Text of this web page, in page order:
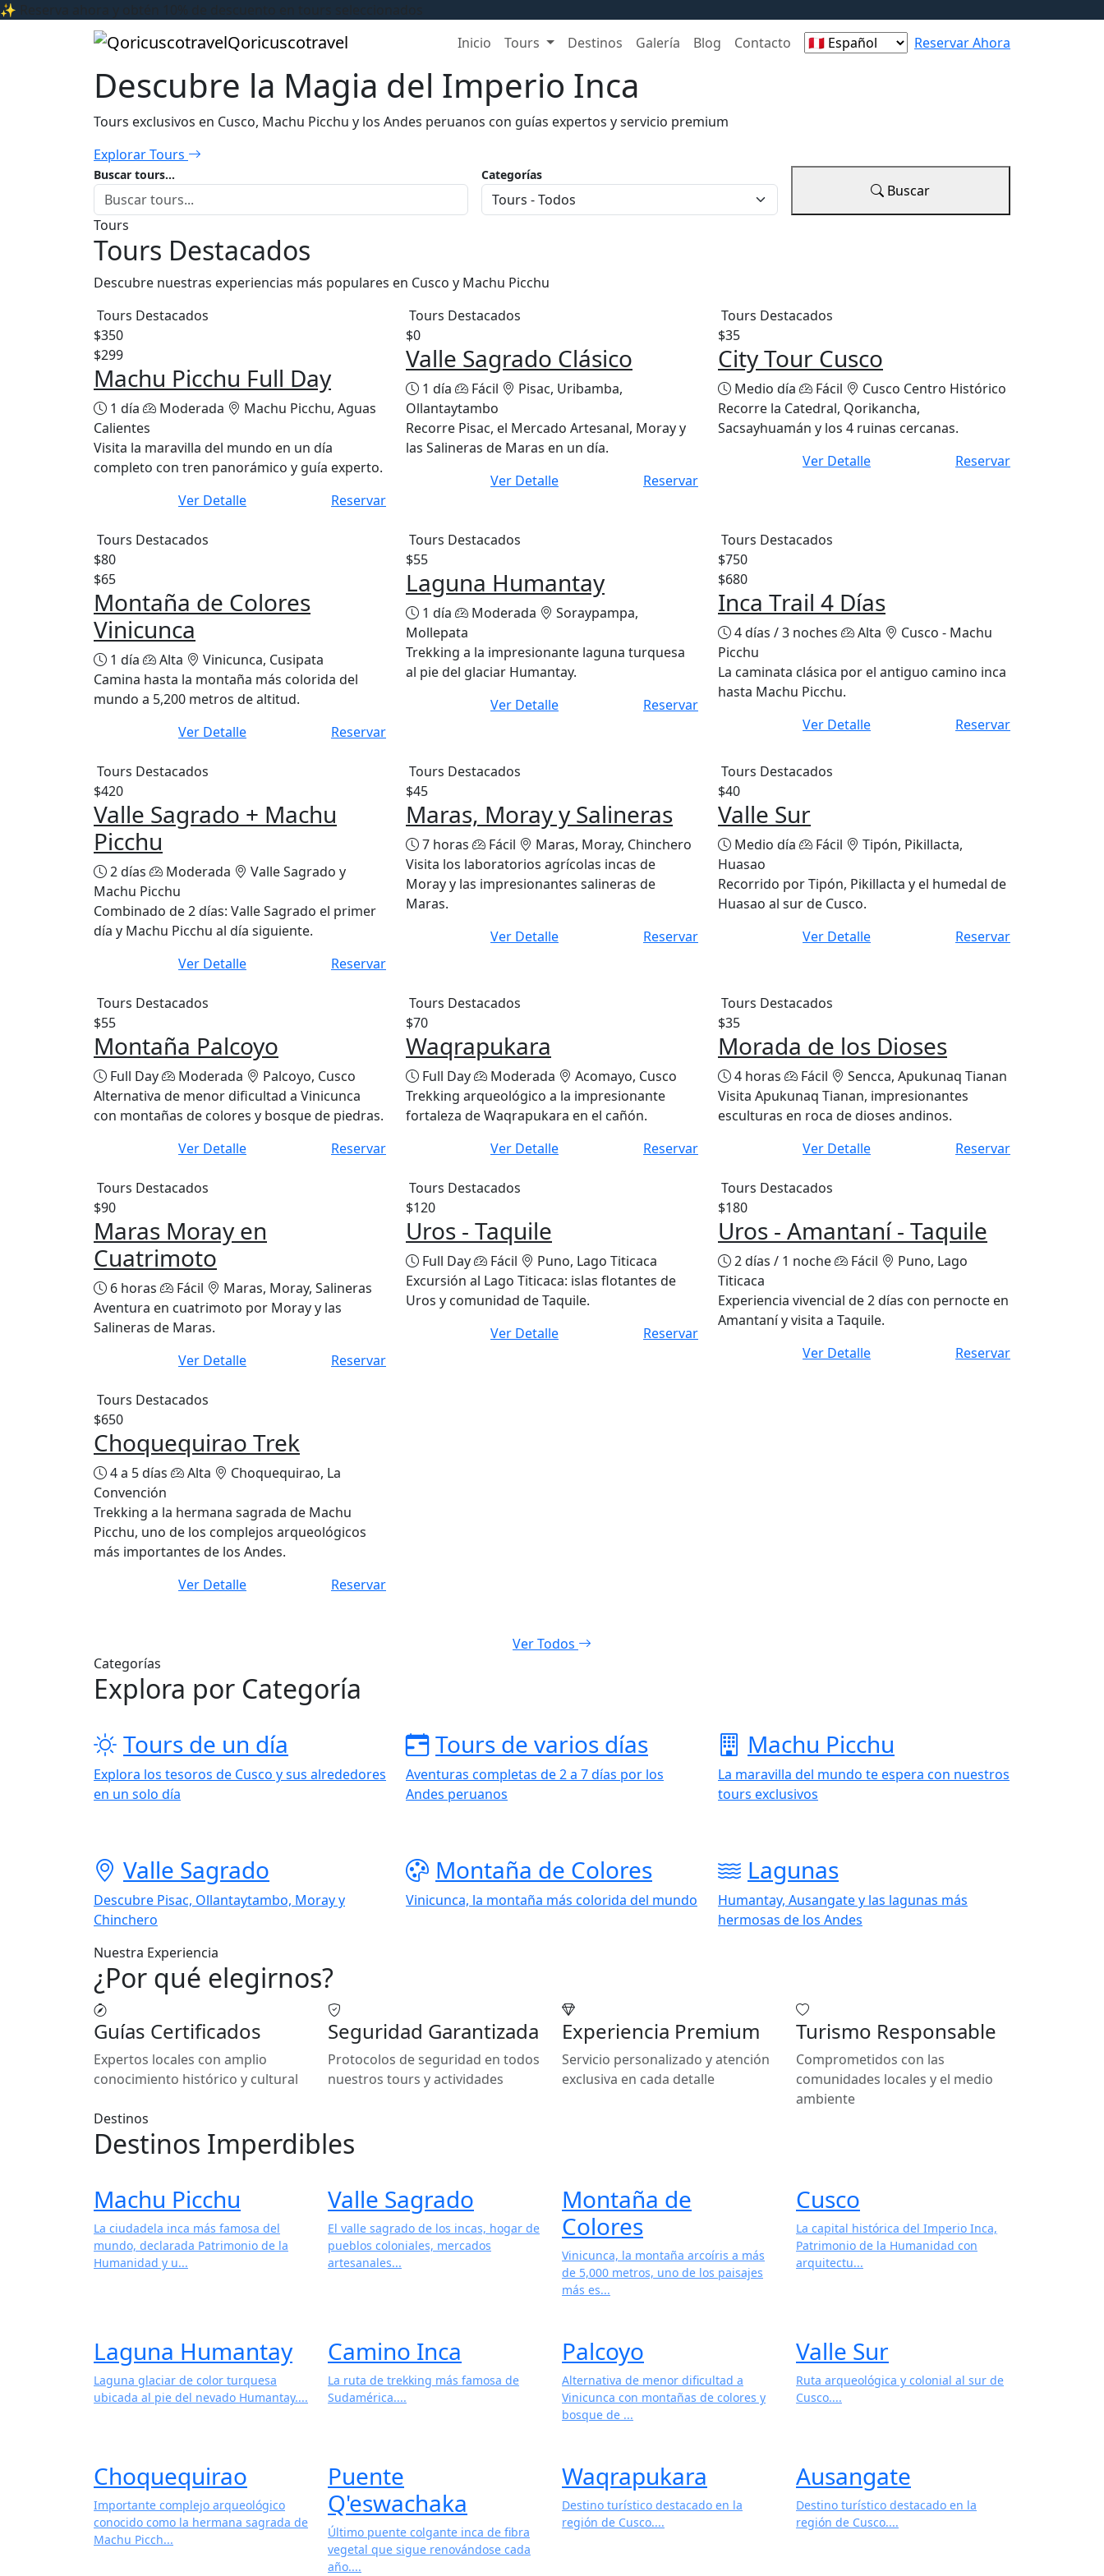
✨ Reserva ahora y obtén 10% de descuento en tours seleccionados
Qoricuscotravel Inicio Tours Destinos Galería Blog Contacto Reservar Ahora
Descubre la Magia del Imperio Inca
Tours exclusivos en Cusco, Machu Picchu y los Andes peruanos con guías expertos y servicio premium
Explorar Tours
Buscar tours... Categorías
Buscar
Tours
Tours Destacados
Descubre nuestras experiencias más populares en Cusco y Machu Picchu
Tours Destacados
$350
$299
Machu Picchu Full Day
1 día Moderada
Machu Picchu, Aguas
Calientes
Visita la maravilla del mundo en un día
completo con tren panorámico y guía experto.
Ver Detalle
Reservar
Tours Destacados
$0
Valle Sagrado Clásico
1 día Fácil
Pisac, Uribamba,
Ollantaytambo
Recorre Pisac, el Mercado Artesanal, Moray y
las Salineras de Maras en un día.
Ver Detalle
Reservar
Tours Destacados
$35
City Tour Cusco
Medio día Fácil
Cusco Centro Histórico
Recorre la Catedral, Qorikancha,
Sacsayhuamán y los 4 ruinas cercanas.
Ver Detalle
Reservar
Tours Destacados
$80
$65
Montaña de Colores
Vinicunca
1 día Alta
Vinicunca, Cusipata
Camina hasta la montaña más colorida del
mundo a 5,200 metros de altitud.
Ver Detalle
Reservar
Tours Destacados
$55
Laguna Humantay
1 día Moderada
Soraypampa,
Mollepata
Trekking a la impresionante laguna turquesa
al pie del glaciar Humantay.
Ver Detalle
Reservar
Tours Destacados
$750
$680
Inca Trail 4 Días
4 días / 3 noches Alta
Cusco - Machu
Picchu
La caminata clásica por el antiguo camino inca
hasta Machu Picchu.
Ver Detalle
Reservar
Tours Destacados
$420
Valle Sagrado + Machu
Picchu
2 días Moderada
Valle Sagrado y
Machu Picchu
Combinado de 2 días: Valle Sagrado el primer
día y Machu Picchu al día siguiente.
Ver Detalle
Reservar
Tours Destacados
$45
Maras, Moray y Salineras
7 horas Fácil
Maras, Moray, Chinchero
Visita los laboratorios agrícolas incas de
Moray y las impresionantes salineras de
Maras.
Ver Detalle
Reservar
Tours Destacados
$40
Valle Sur
Medio día Fácil
Tipón, Pikillacta,
Huasao
Recorrido por Tipón, Pikillacta y el humedal de
Huasao al sur de Cusco.
Ver Detalle
Reservar
Tours Destacados
$55
Montaña Palcoyo
Full Day Moderada
Palcoyo, Cusco
Alternativa de menor dificultad a Vinicunca
con montañas de colores y bosque de piedras.
Ver Detalle
Reservar
Tours Destacados
$70
Waqrapukara
Full Day Moderada
Acomayo, Cusco
Trekking arqueológico a la impresionante
fortaleza de Waqrapukara en el cañón.
Ver Detalle
Reservar
Tours Destacados
$35
Morada de los Dioses
4 horas Fácil
Sencca, Apukunaq Tianan
Visita Apukunaq Tianan, impresionantes
esculturas en roca de dioses andinos.
Ver Detalle
Reservar
Tours Destacados
$90
Maras Moray en
Cuatrimoto
6 horas Fácil
Maras, Moray, Salineras
Aventura en cuatrimoto por Moray y las
Salineras de Maras.
Ver Detalle
Reservar
Tours Destacados
$120
Uros - Taquile
Full Day Fácil
Puno, Lago Titicaca
Excursión al Lago Titicaca: islas flotantes de
Uros y comunidad de Taquile.
Ver Detalle
Reservar
Tours Destacados
$180
Uros - Amantaní - Taquile
2 días / 1 noche Fácil
Puno, Lago
Titicaca
Experiencia vivencial de 2 días con pernocte en
Amantaní y visita a Taquile.
Ver Detalle
Reservar
Tours Destacados
$650
Choquequirao Trek
4 a 5 días Alta
Choquequirao, La
Convención
Trekking a la hermana sagrada de Machu
Picchu, uno de los complejos arqueológicos
más importantes de los Andes.
Ver Detalle
Reservar
Ver Todos
Categorías
Explora por Categoría
Tours de un día
Explora los tesoros de Cusco y sus alrededores
en un solo día
Tours de varios días
Aventuras completas de 2 a 7 días por los
Andes peruanos
Machu Picchu
La maravilla del mundo te espera con nuestros
tours exclusivos
Valle Sagrado
Descubre Pisac, Ollantaytambo, Moray y
Chinchero
Montaña de Colores
Vinicunca, la montaña más colorida del mundo
Lagunas
Humantay, Ausangate y las lagunas más
hermosas de los Andes
Nuestra Experiencia
¿Por qué elegirnos?
Guías Certificados
Expertos locales con amplio
conocimiento histórico y cultural
Seguridad Garantizada
Protocolos de seguridad en todos
nuestros tours y actividades
Experiencia Premium
Servicio personalizado y atención
exclusiva en cada detalle
Turismo Responsable
Comprometidos con las
comunidades locales y el medio
ambiente
Destinos
Destinos Imperdibles
Machu Picchu
La ciudadela inca más famosa del
mundo, declarada Patrimonio de la
Humanidad y u...
Valle Sagrado
El valle sagrado de los incas, hogar de
pueblos coloniales, mercados
artesanales...
Montaña de
Colores
Vinicunca, la montaña arcoíris a más
de 5,000 metros, uno de los paisajes
más es...
Cusco
La capital histórica del Imperio Inca,
Patrimonio de la Humanidad con
arquitectu...
Laguna Humantay
Laguna glaciar de color turquesa
ubicada al pie del nevado Humantay....
Camino Inca
La ruta de trekking más famosa de
Sudamérica....
Palcoyo
Alternativa de menor dificultad a
Vinicunca con montañas de colores y
bosque de ...
Valle Sur
Ruta arqueológica y colonial al sur de
Cusco....
Choquequirao
Importante complejo arqueológico
conocido como la hermana sagrada de
Machu Picch...
Puente
Q'eswachaka
Último puente colgante inca de fibra
vegetal que sigue renovándose cada
año....
Waqrapukara
Destino turístico destacado en la
región de Cusco....
Ausangate
Destino turístico destacado en la
región de Cusco....